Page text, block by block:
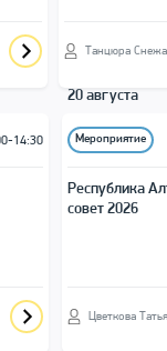
Танцюра
14:30
20 августа
Мероприятие
Республика
совет 2026
Цветкова